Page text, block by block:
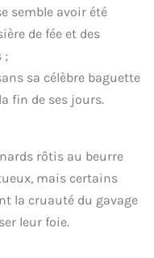
semble avoir été
de fée et des
;
sa célèbre baguette
la fin de ses jours.
rôtis au beurre
mais certains
la cruauté du gavage
leur foie.